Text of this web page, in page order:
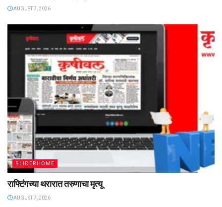
AUGUST 7, 2026
SLIDERHOME
राफ्टिंगच्या थरारात तरुणाचा मृत्यू
AUGUST 7, 2026